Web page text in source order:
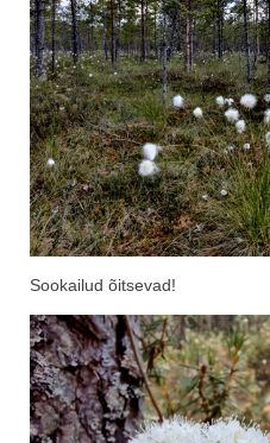
Sookailud õitsevad!